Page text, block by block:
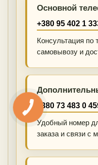
Основной
+380 95 402 1
Консультация по
самовывозу и
+380 73 483 0
Удобный номер
заказа и связи с